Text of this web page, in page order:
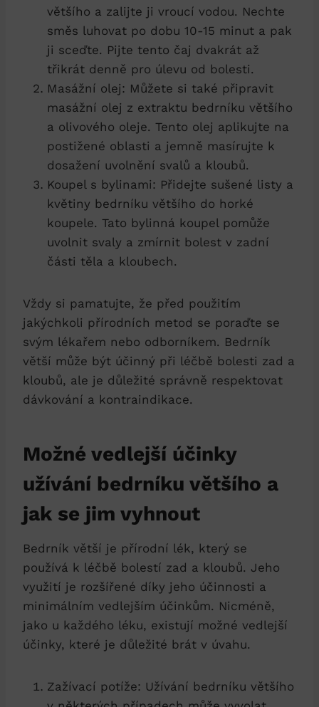
většího a zalijte ji vroucí vodou. Nechte
směs luhovat po dobu 10-15 minut a pak
ji sceďte. Pijte tento čaj dvakrát až
třikrát denně pro úlevu od bolesti.
Masážní olej: Můžete si také připravit
masážní olej z extraktu bedrníku většího
a olivového oleje. Tento olej aplikujte na
postižené oblasti a jemně masírujte k
dosažení uvolnění svalů a kloubů.
Koupel s bylinami: Přidejte sušené listy a
květiny bedrníku většího do horké
koupele. Tato bylinná koupel pomůže
uvolnit svaly a zmírnit bolest v zadní
části těla a kloubech.
Vždy si pamatujte, že před použitím
jakýchkoli přírodních metod se poraďte se
svým lékařem nebo odborníkem. Bedrník
větší může být účinný při léčbě bolesti zad a
kloubů, ale je důležité správně respektovat
dávkování a kontraindikace.
Možné vedlejší účinky
užívání bedrníku většího a
jak se jim vyhnout
Bedrník větší je přírodní lék, který se
používá k léčbě bolestí zad a kloubů. Jeho
využití je rozšířené díky jeho účinnosti a
minimálním vedlejším účinkům. Nicméně,
jako u každého léku, existují možné vedlejší
účinky, které je důležité brát v úvahu.
Zažívací potíže: Užívání bedrníku většího